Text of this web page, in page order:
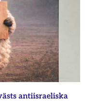
antiisraeliska